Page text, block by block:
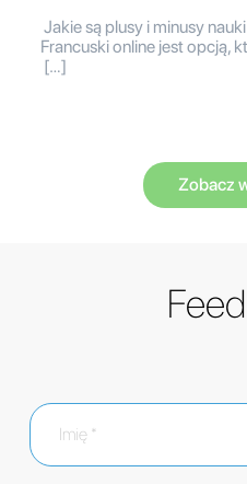
Jakie są plusy i minusy
Francuski online jest opcją,
[…]
Zobacz